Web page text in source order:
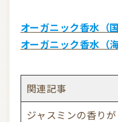
オーガニック香水（
オーガニック香水（
関連記事
ジャスミンの香りが